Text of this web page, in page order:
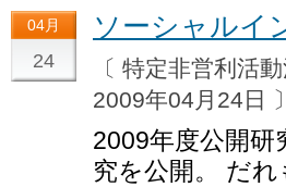
04月
24
ソーシャルイ
〔 特定非営利
2009年04月24日 〕
2009年度公開研
究を公開。 だ